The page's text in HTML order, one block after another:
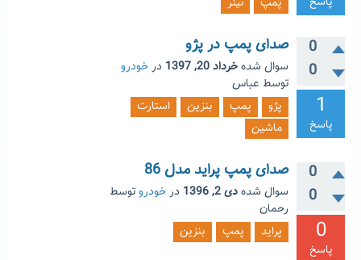
0
0
1
پاسخ
صدای پمپ در پژو
سوال شدهخرداد 20, 1397 درخودرو
توسط عباس
پژو
پمپ بنزین
استارت
ماشین
0
0
0
پاسخ
صدای پمپ پراید مدل 86
سوال شدهدی 2, 1396 درخودروتوسط
رحمان
پراید
پمپ بنزین